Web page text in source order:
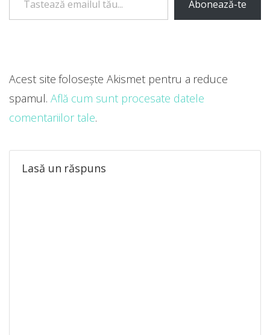
Abonează-te
Lasă un răspuns
Acest site folosește Akismet pentru a reduce
spamul. Află cum sunt procesate datele
comentariilor tale.